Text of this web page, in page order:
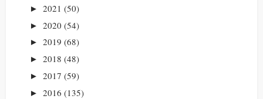
► 2021 (50)
► 2020 (54)
► 2019 (68)
► 2018 (48)
► 2017 (59)
► 2016 (135)